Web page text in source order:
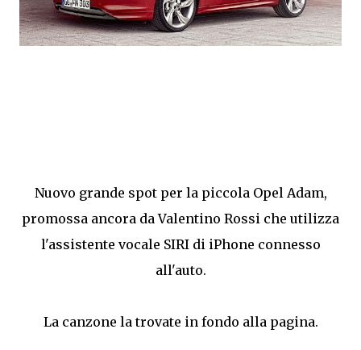
Nuovo grande spot per la piccola Opel Adam,
promossa ancora da Valentino Rossi che utilizza
l'assistente vocale SIRI di iPhone connesso
all'auto.
La canzone la trovate in fondo alla pagina.